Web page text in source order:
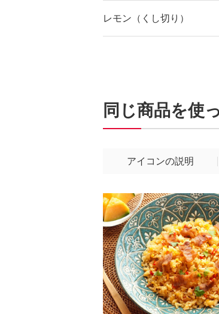
レモン（くし切り）
同じ商品を使
アイコンの説明